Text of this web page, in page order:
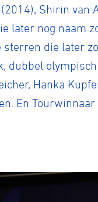
Shirin
later nog naam
die later
Hanka
En